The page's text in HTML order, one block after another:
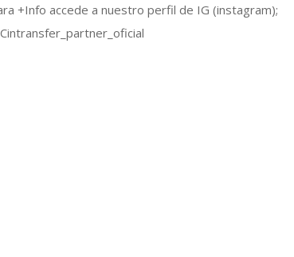
+Info accede a nuestro perfil de IG (instagram);